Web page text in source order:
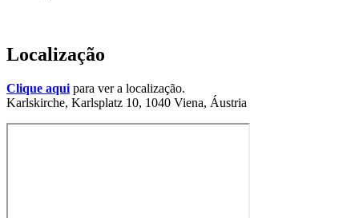
Localização
Clique aqui para ver a localização.
Karlskirche, Karlsplatz 10, 1040 Viena, Áustria